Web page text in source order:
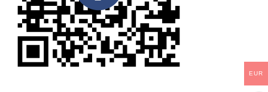
EUR